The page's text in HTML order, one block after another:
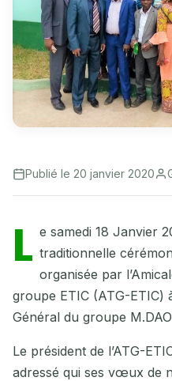
Publié le 20 janvier 2020
L e samedi 18 Janvier
traditionnelle
organisée par
groupe ETIC (ATG-ETIC)
Général du groupe
Le président de l’ATG-
adressé qui ses vœux de